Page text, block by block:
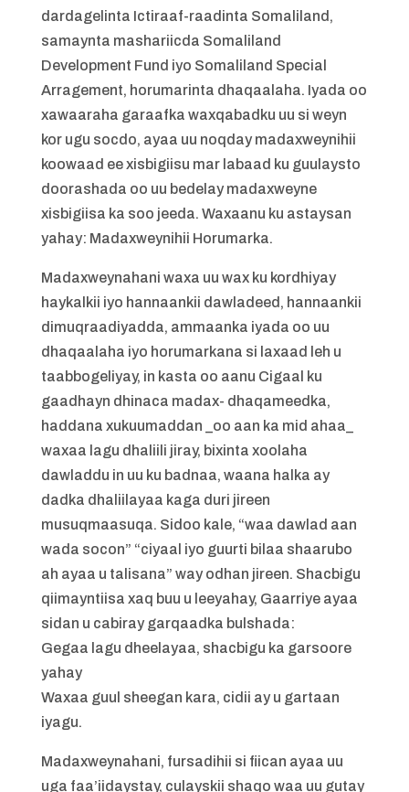
dardagelinta Ictiraaf-raadinta Somaliland,
samaynta mashariicda Somaliland
Development Fund iyo Somaliland Special
Arragement, horumarinta dhaqaalaha. Iyada oo
xawaaraha garaafka waxqabadku uu si weyn
kor ugu socdo, ayaa uu noqday madaxweynihii
koowaad ee xisbigiisu mar labaad ku guulaysto
doorashada oo uu bedelay madaxweyne
xisbigiisa ka soo jeeda. Waxaanu ku astaysan
yahay: Madaxweynihii Horumarka.
Madaxweynahani waxa uu wax ku kordhiyay
haykalkii iyo hannaankii dawladeed, hannaankii
dimuqraadiyadda, ammaanka iyada oo uu
dhaqaalaha iyo horumarkana si laxaad leh u
taabbogeliyay, in kasta oo aanu Cigaal ku
gaadhayn dhinaca madax- dhaqameedka,
haddana xukuumaddan _oo aan ka mid ahaa_
waxaa lagu dhaliili jiray, bixinta xoolaha
dawladdu in uu ku badnaa, waana halka ay
dadka dhaliilayaa kaga duri jireen
musuqmaasuqa. Sidoo kale, “waa dawlad aan
wada socon” “ciyaal iyo guurti bilaa shaarubo
ah ayaa u talisana” way odhan jireen. Shacbigu
qiimayntiisa xaq buu u leeyahay, Gaarriye ayaa
sidan u cabiray garqaadka bulshada:
Gegaa lagu dheelayaa, shacbigu ka garsoore
yahay
Waxaa guul sheegan kara, cidii ay u gartaan
iyagu.
Madaxweynahani, fursadihii si fiican ayaa uu
uga faa’iidaystay, culayskii shaqo waa uu gutay